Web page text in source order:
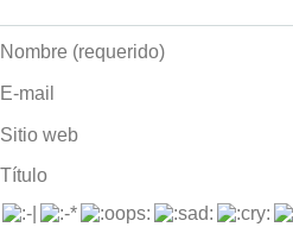
Nombre (requerido)
E-mail
Sitio web
Título